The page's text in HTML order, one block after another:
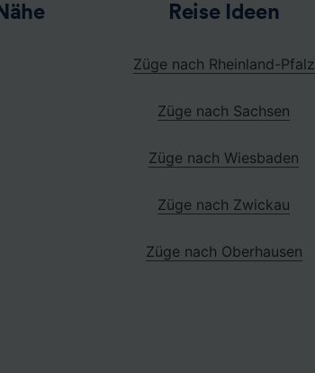
Reise Ideen
Züge nach Rheinland-Pfalz
Züge nach Sachsen
Züge nach Wiesbaden
Züge nach Zwickau
Züge nach Oberhausen